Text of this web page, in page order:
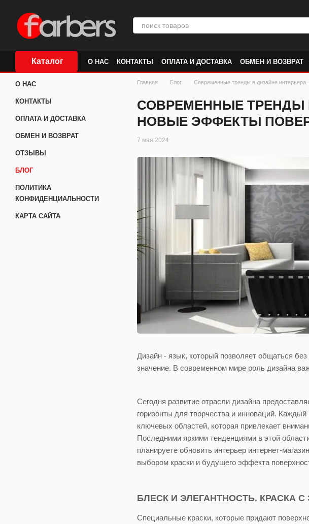
Каталог О НАС КОНТАКТЫ ОПЛАТА И ДОСТАВКА ОБМЕН И ВОЗВРАТ
Главная Блог Современные тренды в дизайне
СОВРЕМЕННЫЕ ТРЕНДЫ
НОВЫЕ ЭФФЕКТЫ
7 мая 2024
Дизайн - язык, который позволяет общаться
значение. В современном мире роль дизайна
Сегодня развитие отрасли дизайна
горизонты для творчества и инноваций.
ключевых областей, которая привлекает
Последними яркими тенденциями в этой
планируете обновить интерьер интернет-
выбором краски и будущего эффекта
БЛЕСК И ЭЛЕГАНТНОСТЬ. КРАСКА
Специальные краски, которые придают
О НАС
КОНТАКТЫ
ОПЛАТА И ДОСТАВКА
ОБМЕН И ВОЗВРАТ
ОТЗЫВЫ
БЛОГ
ПОЛИТИКА
КОНФИДЕНЦИАЛЬНОСТИ
КАРТА САЙТА